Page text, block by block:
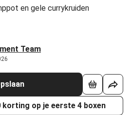
en gele currykruiden
Team
op je eerste 4 boxen